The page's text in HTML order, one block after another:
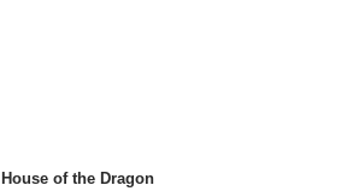
House of the Dragon